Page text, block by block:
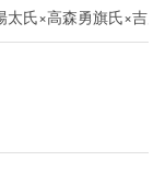
太氏×高森勇旗氏×吉